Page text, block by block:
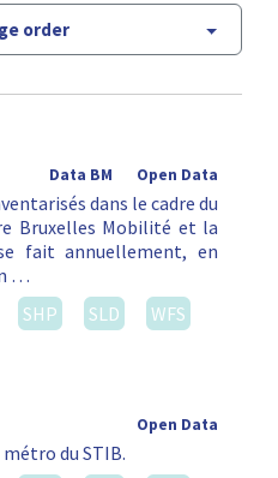
order
Open Data
Data BM
dans le cadre du
Bruxelles Mobilité et la
fait annuellement, en
…
SHP SLD
WFS
Open Data
du STIB.